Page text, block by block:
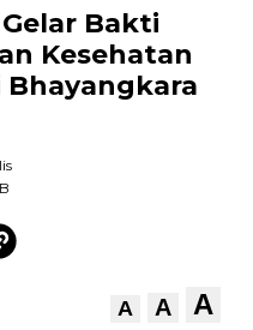
Bakti
Kesehatan
Bhayangkara
A A A